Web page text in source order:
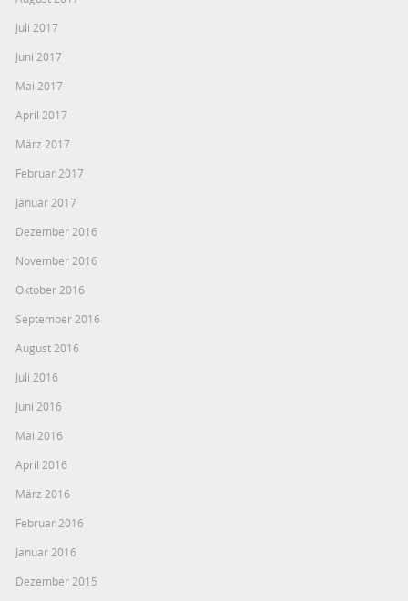
Juli 2017
Juni 2017
Mai 2017
April 2017
März 2017
Februar 2017
Januar 2017
Dezember 2016
November 2016
Oktober 2016
September 2016
August 2016
Juli 2016
Juni 2016
Mai 2016
April 2016
März 2016
Februar 2016
Januar 2016
Dezember 2015